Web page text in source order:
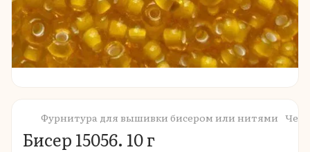
Фурнитура для вышивки бисером или нитями
Бисер 15056. 10 г